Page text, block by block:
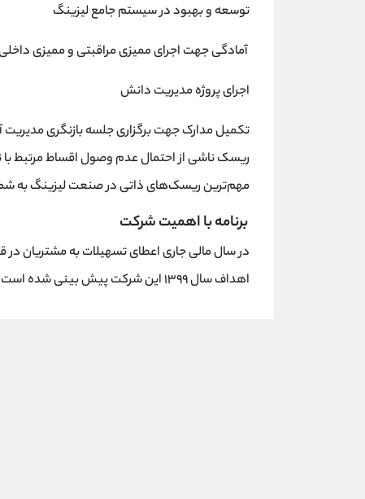
توسعه و بهبود در سیستم جامع لیزینگ
آمادگی جهت اجرای ممیزی مراقبتی و ممیزی داخلی
اجرای پروژه مدیریت دانش
تکمیل مدارک جهت برگزاری جلسه بازنگری
ریسک ناشی از احتمال عدم وصول اقساط مرتبط با
مهم‌ترین ریسک‌های ذاتی در صنعت لیزینگ به
برنامه با اهمیت شرکت
در سال مالی جاری اعطای تسهیلات به مشتریان
اهداف سال ۱۳۹۹ این شرکت پیش بینی شده است می باشد.